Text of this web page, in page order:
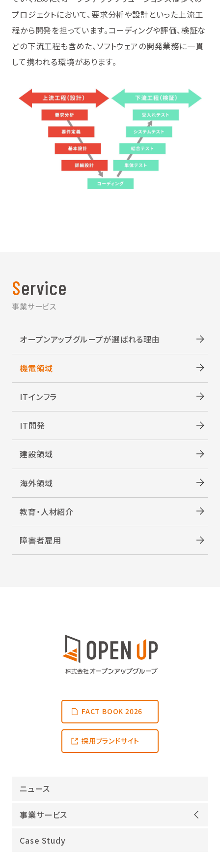
プロジェクトにおいて、要求分析や設計といった上流工
程から開発を担っています。コーディングや評価、検証な
どの下流工程も含めた、ソフトウェアの開発業務に一貫
して携われる環境があります。
Service
事業サービス
オープンアップグループが選ばれる理由
機電領域
ITインフラ
IT開発
建設領域
海外領域
教育・人材紹介
障害者雇用
FACT BOOK 2026
採用ブランドサイト
ニュース
事業サービス
オープンアップグループが選ばれる理由
Case Study